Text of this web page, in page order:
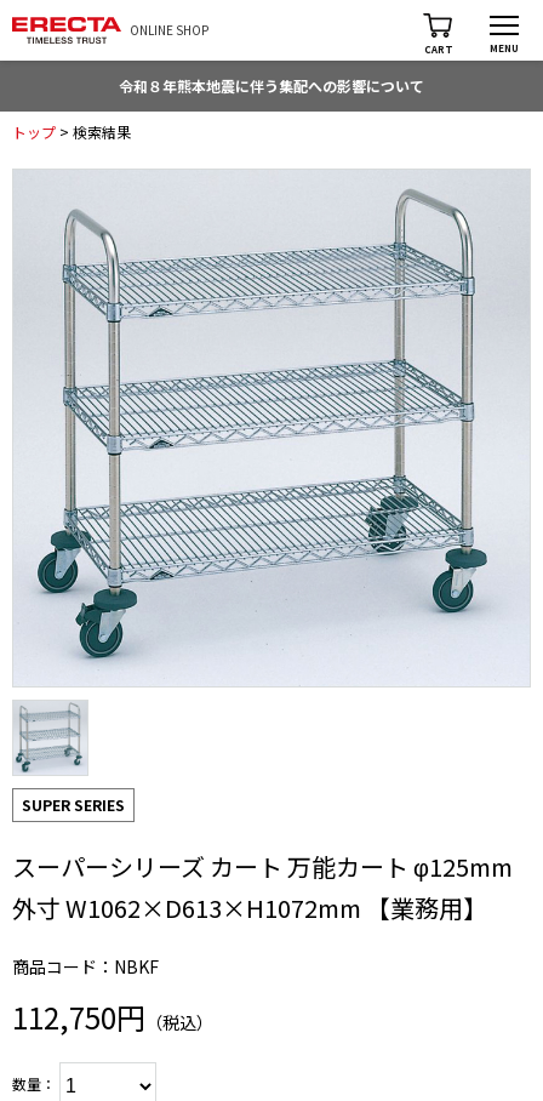
ONLINE SHOP
CART MENU
令和８年熊本地震に伴う集配への影響について
トップ > 検索結果
SUPER SERIES
スーパーシリーズ カート 万能カート φ125mm
外寸 W1062×D613×H1072mm 【業務用】
商品コード：NBKF
112,750円 （税込）
数量：